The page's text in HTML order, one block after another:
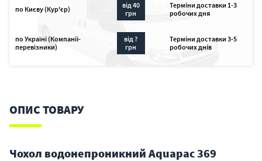
по Києву (Кур'єр)
від 40
грн
Терміни доставки 1-3
робочих дня
по Україні (Компанії-
перевізники)
від ?
грн
Терміни доставки 3-5
робочих днів
ОПИС ТОВАРУ
Чохол водонепроникний Aquapac 369